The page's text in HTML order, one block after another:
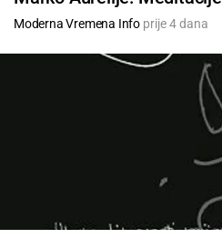
Moderna Vremena Info prije 4 dana